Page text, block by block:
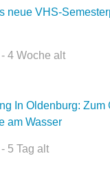
neue VHS-
4 Woche alt
In Oldenburg: Zum
am Wasser
5 Tag alt